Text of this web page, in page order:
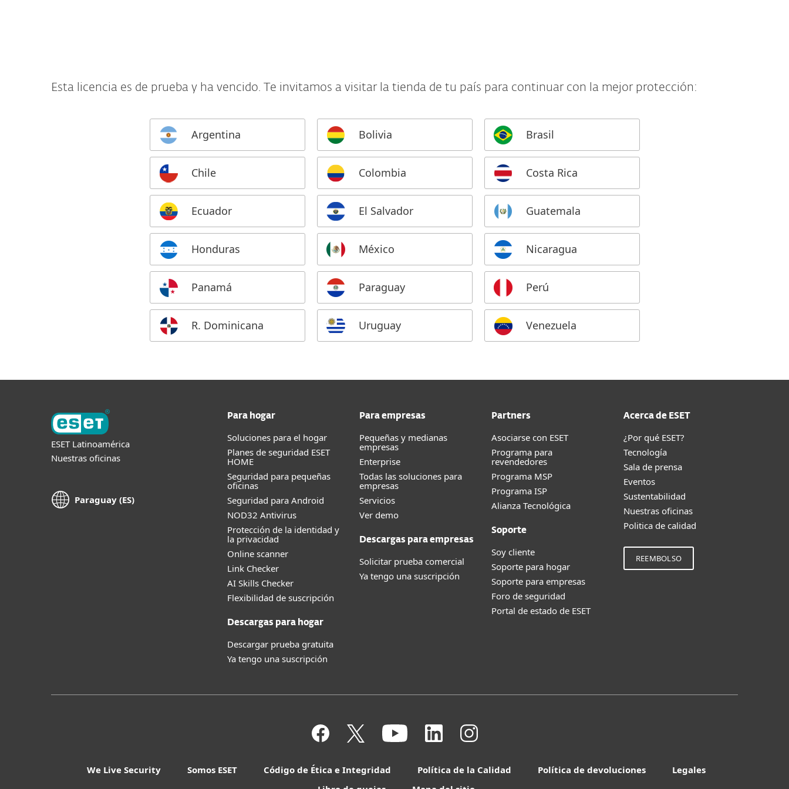
Esta licencia es de prueba y ha vencido. Te invitamos a visitar la tienda de tu país para continuar con la mejor protección:
Argentina Bolivia Brasil
Chile Colombia Costa Rica
Ecuador El Salvador Guatemala
Honduras México Nicaragua
Panamá Paraguay Perú
R. Dominicana Uruguay Venezuela
ESET Latinoamérica
Nuestras oficinas
Paraguay (ES)
Para hogar
Soluciones para el hogar
Planes de seguridad ESET
HOME
Seguridad para pequeñas
oficinas
Seguridad para Android
NOD32 Antivirus
Protección de la identidad y
la privacidad
Online scanner
Link Checker
AI Skills Checker
Flexibilidad de suscripción
Descargas para hogar
Descargar prueba gratuita
Ya tengo una suscripción
Para empresas
Pequeñas y medianas
empresas
Enterprise
Todas las soluciones para
empresas
Servicios
Ver demo
Descargas para empresas
Solicitar prueba comercial
Ya tengo una suscripción
Partners
Asociarse con ESET
Programa para
revendedores
Programa MSP
Programa ISP
Alianza Tecnológica
Soporte
Soy cliente
Soporte para hogar
Soporte para empresas
Foro de seguridad
Portal de estado de ESET
Acerca de ESET
¿Por qué ESET?
Tecnología
Sala de prensa
Eventos
Sustentabilidad
Nuestras oficinas
Politica de calidad
REEMBOLSO
We Live Security Somos ESET Código de Ética e Integridad Política de la Calidad Política de devoluciones
Legales